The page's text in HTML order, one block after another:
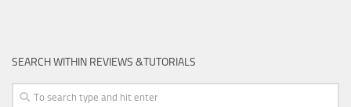
SEARCH WITHIN REVIEWS &TUTORIALS